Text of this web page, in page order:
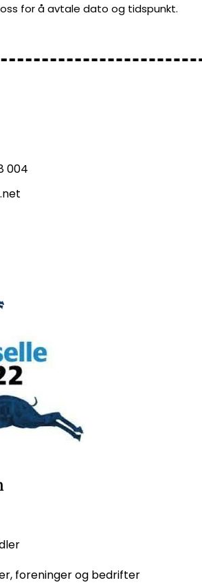
for å avtale dato og tidspunkt.
004
foreninger og bedrifter